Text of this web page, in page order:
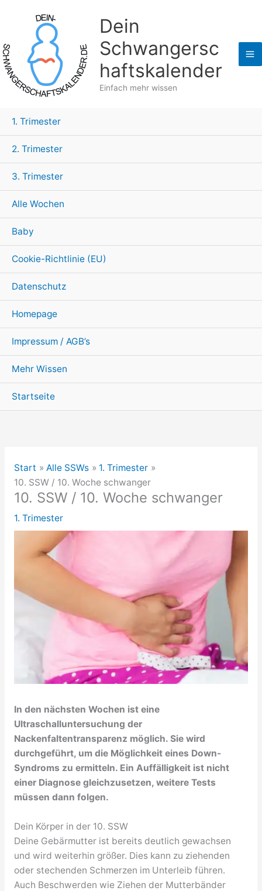
springen
Dein
Schwangersc
haftskalender
Einfach mehr wissen
1. Trimester
2. Trimester
3. Trimester
Alle Wochen
Baby
Cookie-Richtlinie (EU)
Datenschutz
Homepage
Impressum / AGB’s
Mehr Wissen
Startseite
Start Alle SSWs
1. Trimester
10. SSW / 10. Woche schwanger
10. SSW / 10. Woche schwanger
1. Trimester
In den nächsten Wochen ist eine
Ultraschalluntersuchung der
Nackenfaltentransparenz möglich. Sie wird
durchgeführt, um die Möglichkeit eines Down-
Syndroms zu ermitteln. Ein Auffälligkeit ist nicht
einer Diagnose gleichzusetzen, weitere Tests
müssen dann folgen.
Dein Körper in der 10. SSW
Deine Gebärmutter ist bereits deutlich gewachsen
und wird weiterhin größer. Dies kann zu ziehenden
oder stechenden Schmerzen im Unterleib führen.
Auch Beschwerden wie Ziehen der Mutterbänder